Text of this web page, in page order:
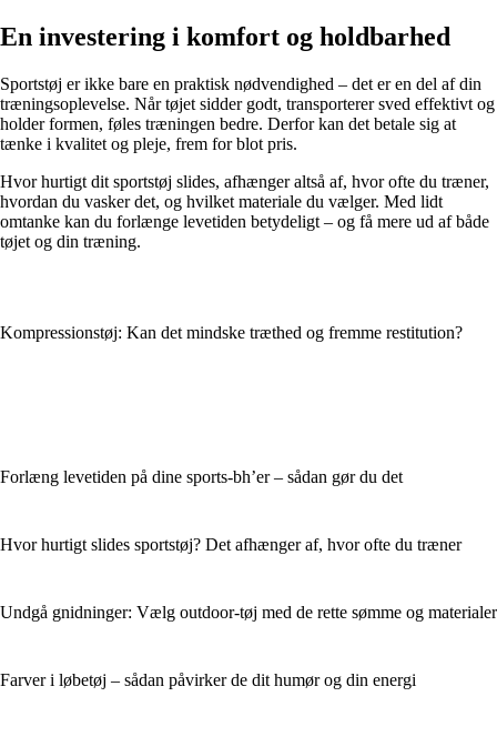
En investering i komfort og holdbarhed
Sportstøj er ikke bare en praktisk nødvendighed – det er en del af din
træningsoplevelse. Når tøjet sidder godt, transporterer sved effektivt og
holder formen, føles træningen bedre. Derfor kan det betale sig at
tænke i kvalitet og pleje, frem for blot pris.
Hvor hurtigt dit sportstøj slides, afhænger altså af, hvor ofte du træner,
hvordan du vasker det, og hvilket materiale du vælger. Med lidt
omtanke kan du forlænge levetiden betydeligt – og få mere ud af både
tøjet og din træning.
Kompressionstøj: Kan det mindske træthed og fremme restitution?
Forlæng levetiden på dine sports-bh’er – sådan gør du det
Hvor hurtigt slides sportstøj? Det afhænger af, hvor ofte du træner
Undgå gnidninger: Vælg outdoor-tøj med de rette sømme og materialer
Farver i løbetøj – sådan påvirker de dit humør og din energi